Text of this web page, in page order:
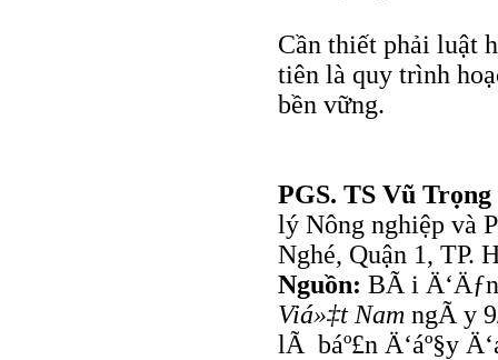
Cần thiết phải luật
tiên là quy trình
bền vững.
PGS. TS Vũ
lý Nông nghiệp và
Nghé, Quận 1, TP.
Nguồn: BÃ i
Viá»‡t Nam ngÃ y
lÃ báº£n Ä‘áº§y